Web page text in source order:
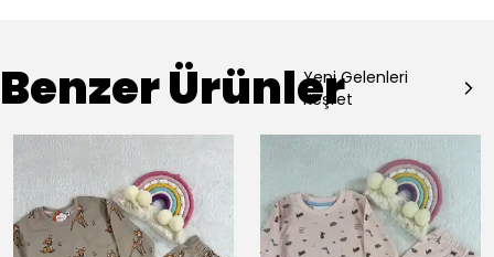
Benzer ÜrünlerYeni Gelenleri
Keşfet